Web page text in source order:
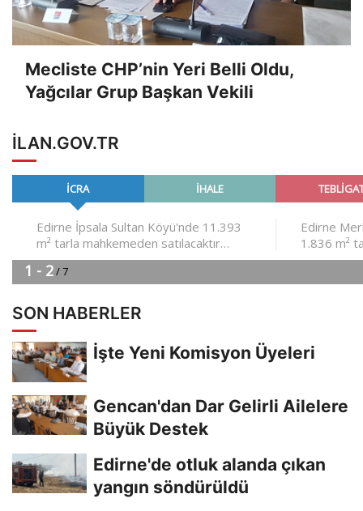
Mecliste CHP’nin Yeri Belli Oldu,
Yağcılar Grup Başkan Vekili
ILAN.GOV.TR
SON HABERLER
İşte Yeni Komisyon Üyeleri
Gencan'dan Dar Gelirli Ailelere
Büyük Destek
Edirne'de otluk alanda çıkan
yangın söndürüldü